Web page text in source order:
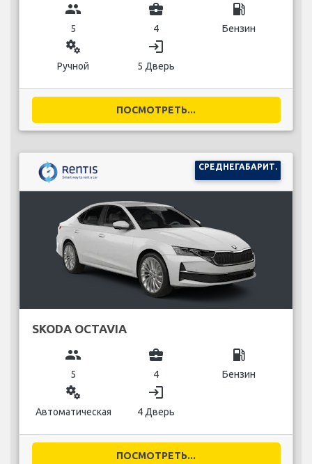
group
5
business_center
4
local_gas_station
Бензин
miscellaneous_services
Ручной
login
5 Дверь
ПОСМОТРЕТЬ...
СРЕДНЕГАБАРИТ.
SKODA OCTAVIA
group
5
business_center
4
local_gas_station
Бензин
miscellaneous_services
Автоматическая
login
4 Дверь
ПОСМОТРЕТЬ...